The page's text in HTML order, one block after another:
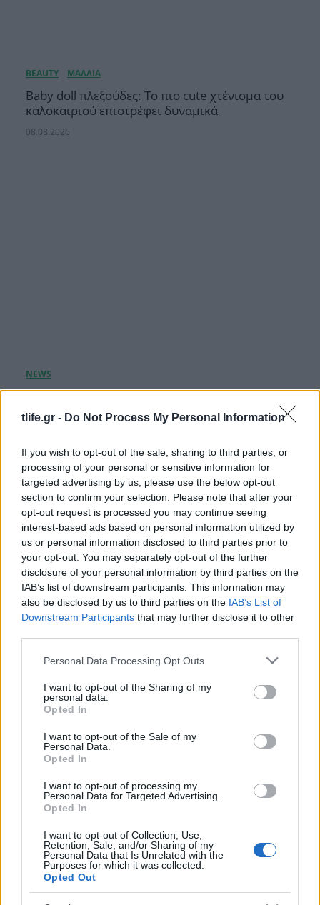
tlife.gr - Do Not Process My Personal Information
If you wish to opt-out of the sale, sharing to third parties, or
processing of your personal or sensitive information for
targeted advertising by us, please use the below opt-out
section to confirm your selection. Please note that after your
opt-out request is processed you may continue seeing
interest-based ads based on personal information utilized by
us or personal information disclosed to third parties prior to
your opt-out. You may separately opt-out of the further
disclosure of your personal information by third parties on the
IAB’s list of downstream participants. This information may
also be disclosed by us to third parties on the IAB’s List of
Downstream Participants that may further disclose it to other
Please note that this website/app uses one or more Google
not limited to your visit or usage behaviour. You may click to
grant or deny consent to Google and its third-party tags to
use your data for below specified purposes in below Google
consent section.
Personal Data Processing Opt Outs
I want to opt-out of the Sharing of my
personal data.
Opted In
I want to opt-out of the Sale of my
Personal Data.
Opted In
I want to opt-out of processing my
Personal Data for Targeted Advertising.
Opted In
I want to opt-out of Collection, Use,
Retention, Sale, and/or Sharing of my
Personal Data that Is Unrelated with the
Purposes for which it was collected.
Opted Out
Baby doll πλεξούδες: Το πιο cute χτένισμα του
καλοκαιριού επιστρέφει δυναμικά
08.08.2026
Μέγκαν Μαρκλ – Πρίγκιπας Harry:
Χαμογελαστοί στη νέα τους selfie από
φιλανθρωπική εκδήλωση στον Καναδά
09.08.2026
Khloé Kardashian: Με το απόλυτο curly
07.08.2026